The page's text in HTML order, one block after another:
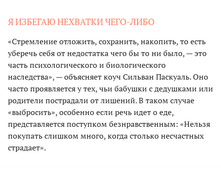
Я ИЗБЕГАЮ НЕХВАТКИ ЧЕГО-ЛИБО
«Стремление отложить, сохранить, накопить, то есть
уберечь себя от недостатка чего бы то ни было, — это
часть психологического и биологического
наследства», — объясняет коуч Сильван Паскуаль. Оно
часто проявляется у тех, чьи бабушки с дедушками или
родители пострадали от лишений. В таком случае
«выбросить», особенно если речь идет о еде,
представляется поступком безнравственным: «Нельзя
покупать слишком много, когда столько несчастных
страдает».